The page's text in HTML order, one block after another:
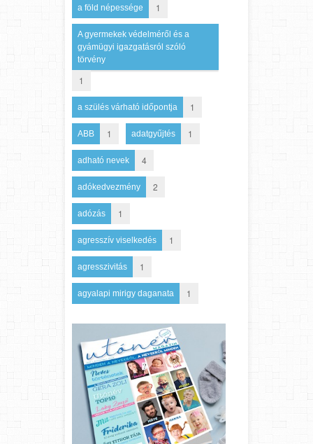
a föld népessége 1
A gyermekek védelméről és a
gyámügyi igazgatásról szóló
törvény
1
a szülés várható időpontja 1
ABB 1 adatgyűjtés 1
adható nevek 4
adókedvezmény 2
adózás 1
agresszív viselkedés 1
agresszivitás 1
agyalapi mirigy daganata 1